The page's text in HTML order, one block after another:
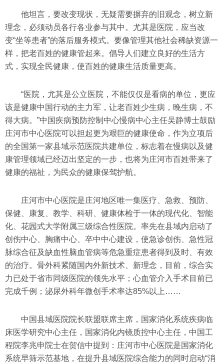
他坦言，要改变现状，无疑需要摒弃的旧观念，树立新
理念，必须动员各行各业参与其中。尤其是医院，应当改
变“坐等患者”的落后服务模式。要像管理其他社会稀缺资源一
样，把老百姓的健康管起来。倡导人们建立良好的生活方
式，实现全民健康，使百姓的健康生活质量更高。
“医院，尤其是公立医院，不能仅仅是看病的单位，更应
该是健康中国行动的主力军，让老百姓少生病，晚生病，不
得大病。”中国疾病预防控制中心慢病中心主任吴静博士鼓励
庄河市中心医院可以担起更为艰巨的健康使命，作为立项后
的全国第一家县域示范医院共建单位，标志着在慢病以及健
康管理领域已经迈出坚定的一步，也将为庄河市百姓带来了
健康的福祉，为民众的健康保驾护航。
庄河市中心医院是庄河地区唯一集医疗、急救、预防、
保健、康复、教学、科研、健康体检于一体的现代化、智能
化、花园式大学附属三级综合性医院。率先在县域内启动了
创伤中心、胸痛中心、卒中中心建设，使急诊创伤、急性冠
脉综合征及缺血性脑血管病等危急重症患者得到及时、有效
的治疗。骨外科紧随国内外新技术、新理念，目前，综合实
力已处于省市同级医院的领先水平；心血管介入手术目前已
完成千例；泌尿外科年微创手术率达85%以上……
中国县域医院院长联盟联席主席，国家消化系统疾病临
床医学研究中心主任，国家消化内镜质控中心主任，中国工
程院李兆申院士在贺信中提到：庄河市中心医院是国家消化
系统早筛示范基地，在提升县域医院综合能力的同时启动“消